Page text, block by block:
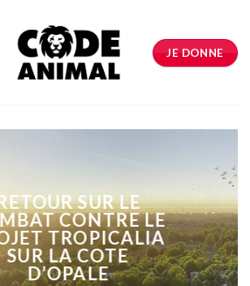
JE DONNE
SUR LE
CONTRE LE
TROPICALIA
SUR LA COTE
D’OPALE